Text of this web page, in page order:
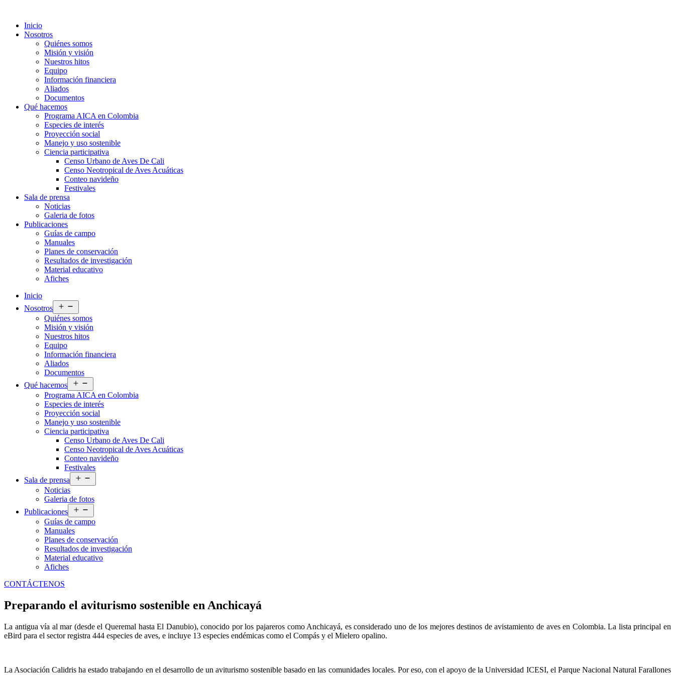
Inicio
Nosotros
Quiénes somos
Misión y visión
Nuestros hitos
Equipo
Información financiera
Aliados
Documentos
Qué hacemos
Programa AICA en Colombia
Especies de interés
Proyección social
Manejo y uso sostenible
Ciencia participativa
Censo Urbano de Aves De Cali
Censo Neotropical de Aves Acuáticas
Conteo navideño
Festivales
Sala de prensa
Noticias
Galeria de fotos
Publicaciones
Guías de campo
Manuales
Planes de conservación
Resultados de investigación
Material educativo
Afiches
Inicio
Nosotros
el
menú
Quiénes somos
Misión y visión
Nuestros hitos
Equipo
Información financiera
Aliados
Documentos
Qué hacemos
el
menú
Programa AICA en Colombia
Especies de interés
Proyección social
Manejo y uso sostenible
Ciencia participativa
Censo Urbano de Aves De Cali
Censo Neotropical de Aves Acuáticas
Conteo navideño
Festivales
Sala de prensa
el
Noticias
Galeria de fotos
Publicaciones
el
menú
Guías de campo
Manuales
Planes de conservación
Resultados de investigación
Material educativo
Afiches
CONTÁCTENOS
Preparando el aviturismo sostenible en Anchicayá
La antigua vía al mar (desde el Queremal hasta El Danubio), conocido por los pajareros como Anchicayá, es considerado uno de los mejores destinos de avistamiento de aves en Colombia. La lista principal en
eBird para el sector registra 444 especies de aves, e incluye 13 especies endémicas como el Compás y el Mielero opalino.
La Asociación Calidris ha estado trabajando en el desarrollo de un aviturismo sostenible basado en las comunidades locales. Por eso, con el apoyo de la Universidad ICESI, el Parque Nacional Natural Farallones